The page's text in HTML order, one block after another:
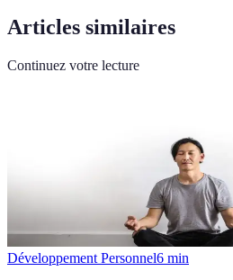
Articles similaires
Continuez votre lecture
Développement Personnel6 min